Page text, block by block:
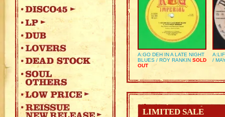
A:GO DEH IN A LATE NIGHT
BLUES / ROY RANKIN SOLD
OUT
/
LIMITED SALE